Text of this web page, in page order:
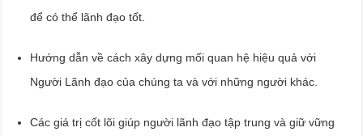
để có thể lãnh đạo tốt.
Hướng dẫn về cách xây dựng mối quan hệ hiệu quả với
Người Lãnh đạo của chúng ta và với những người khác.
Các giá trị cốt lõi giúp người lãnh đạo tập trung và giữ vững